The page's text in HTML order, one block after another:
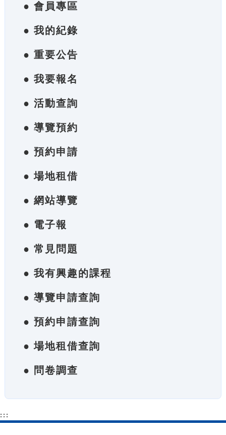
● 會員專區
● 我的紀錄
● 重要公告
● 我要報名
● 活動查詢
● 導覽預約
● 預約申請
● 場地租借
● 網站導覽
● 電子報
● 常見問題
● 我有興趣的課程
● 導覽申請查詢
● 預約申請查詢
● 場地租借查詢
● 問卷調查
:::